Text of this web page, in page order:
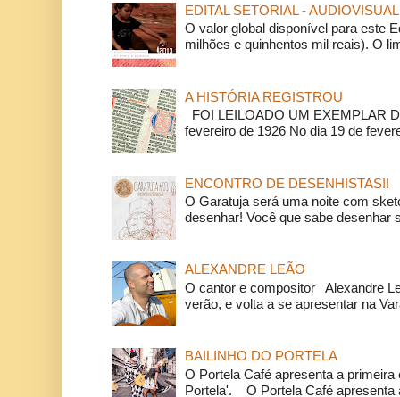
EDITAL SETORIAL - AUDIOVISUAL
O valor global disponível para este
milhões e quinhentos mil reais). O
A HISTÓRIA REGISTROU
FOI LEILOADO UM EXEMPLAR
fevereiro de 1926 No dia 19 de
ENCONTRO DE DESENHISTAS!!
O Garatuja será uma noite com
desenhar! Você que sabe desenhar
ALEXANDRE LEÃO
O cantor e compositor Alexandre
verão, e volta a se apresentar na
BAILINHO DO PORTELA
O Portela Café apresenta a
Portela'. O Portela Café apresenta